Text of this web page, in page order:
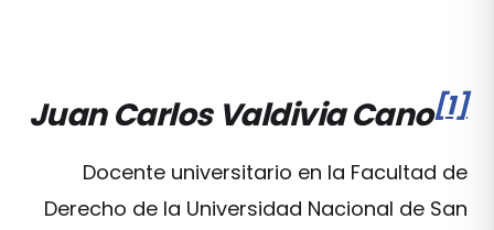
Juan Carlos Valdivia Cano[1]
Docente universitario en la Facultad de
Derecho de la Universidad Nacional de San